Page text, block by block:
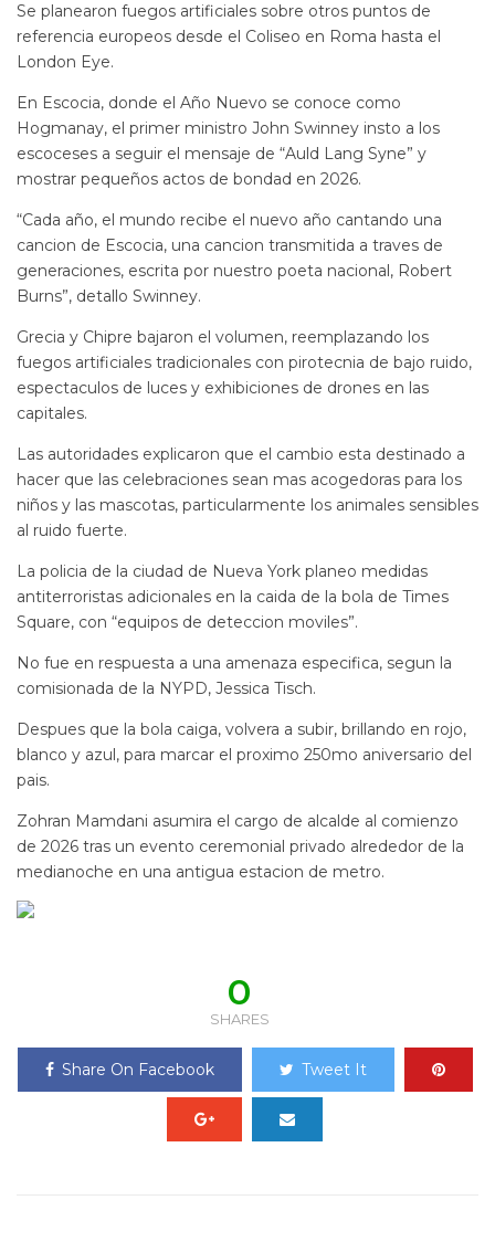
Se planearon fuegos artificiales sobre otros puntos de
referencia europeos desde el Coliseo en Roma hasta el
London Eye.
En Escocia, donde el Año Nuevo se conoce como
Hogmanay, el primer ministro John Swinney insto a los
escoceses a seguir el mensaje de “Auld Lang Syne” y
mostrar pequeños actos de bondad en 2026.
“Cada año, el mundo recibe el nuevo año cantando una
cancion de Escocia, una cancion transmitida a traves de
generaciones, escrita por nuestro poeta nacional, Robert
Burns”, detallo Swinney.
Grecia y Chipre bajaron el volumen, reemplazando los
fuegos artificiales tradicionales con pirotecnia de bajo ruido,
espectaculos de luces y exhibiciones de drones en las
capitales.
Las autoridades explicaron que el cambio esta destinado a
hacer que las celebraciones sean mas acogedoras para los
niños y las mascotas, particularmente los animales sensibles
al ruido fuerte.
La policia de la ciudad de Nueva York planeo medidas
antiterroristas adicionales en la caida de la bola de Times
Square, con “equipos de deteccion moviles”.
No fue en respuesta a una amenaza especifica, segun la
comisionada de la NYPD, Jessica Tisch.
Despues que la bola caiga, volvera a subir, brillando en rojo,
blanco y azul, para marcar el proximo 250mo aniversario del
pais.
Zohran Mamdani asumira el cargo de alcalde al comienzo
de 2026 tras un evento ceremonial privado alrededor de la
medianoche en una antigua estacion de metro.
0
SHARES
Share On Facebook Tweet It